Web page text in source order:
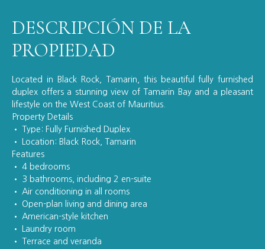
DESCRIPCIÓN DE LA
PROPIEDAD
Located in Black Rock, Tamarin, this beautiful fully furnished
duplex offers a stunning view of Tamarin Bay and a pleasant
lifestyle on the West Coast of Mauritius.
Property Details
• Type: Fully Furnished Duplex
• Location: Black Rock, Tamarin
Features
• 4 bedrooms
• 3 bathrooms, including 2 en-suite
• Air conditioning in all rooms
• Open-plan living and dining area
• American-style kitchen
• Laundry room
• Terrace and veranda